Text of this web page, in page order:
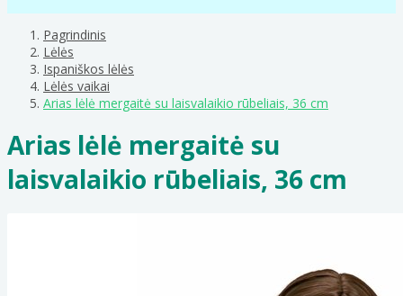
Pagrindinis
Lėlės
Ispaniškos lėlės
Lėlės vaikai
Arias lėlė mergaitė su laisvalaikio rūbeliais, 36 cm
Arias lėlė mergaitė su
laisvalaikio rūbeliais, 36 cm